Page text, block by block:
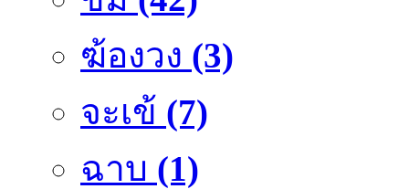
ฆ้องวง (3)
จะเข้ (7)
ฉาบ (1)